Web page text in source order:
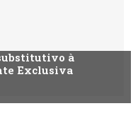
à
Exclusiva